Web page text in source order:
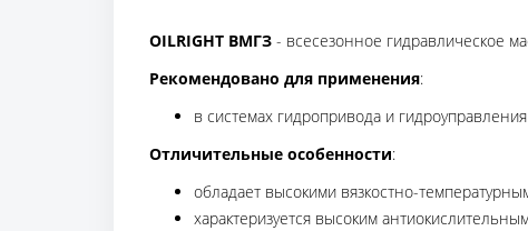
OILRIGHT ВМГЗ - всесезонное гидравлическое
Рекомендовано для применения:
в системах гидропривода и
Отличительные особенности:
обладает высокими вязкостно-
характеризуется высоким